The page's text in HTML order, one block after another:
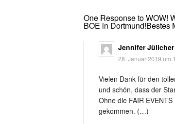
One Response to WOW!
BOE in Dortmund!Bestes
Jennifer Jülicher
28. Januar 2019 um
Vielen Dank für den
und schön, dass der
Ohne die FAIR
gekommen. (…)